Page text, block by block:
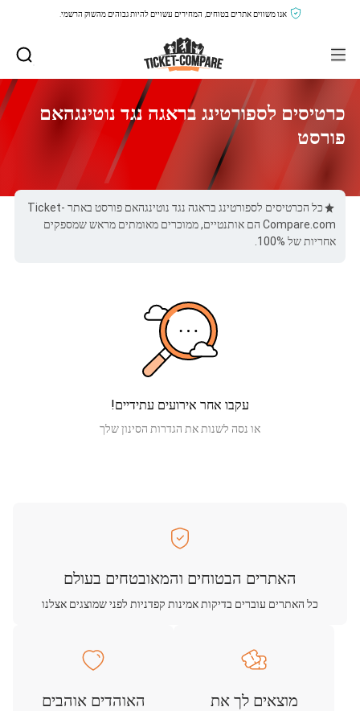
אנו משווים אתרים בטוחים, המחירים עשויים להיות גבוהים מהשוק הרשמי.
כרטיסים לספורטינג בראגה נגד נוטינגהאם
פורסט
כל הכרטיסים לספורטינג בראגה נגד נוטינגהאם פורסט באתר Ticket-
Compare.com הם אותנטיים, ממוכרים מאומתים מראש שמספקים
אחריות של 100%.
עקבו אחר אירועים עתידיים!
או נסה לשנות את הגדרות הסינון שלך
האתרים הבטוחים והמאובטחים בעולם
כל האתרים עוברים בדיקות אמינות קפדניות לפני שמוצגים אצלנו
מוצאים לך את
האוהדים אוהבים